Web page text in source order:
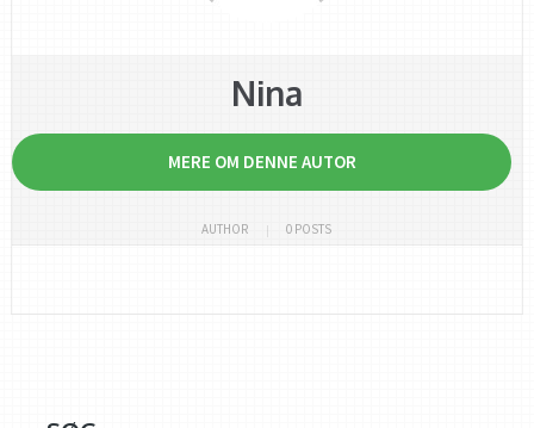
Nina
MERE OM DENNE AUTOR
AUTHOR 0 POSTS